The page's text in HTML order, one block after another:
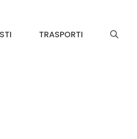
TRASPORTI